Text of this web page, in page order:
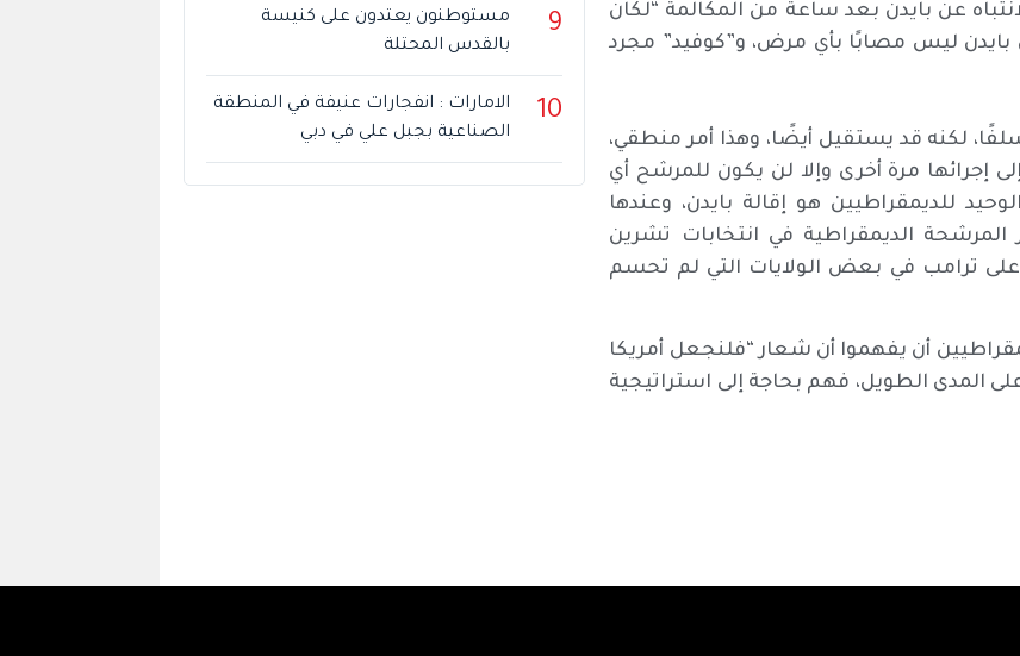
عن بايدن بعد ساعة من المكالمة “لكان
أن بايدن ليس مصابًا بأي مرض، و”كوفيد” مجرد
لكنه قد يستقيل أيضًا، وهذا أمر منطقي،
إجرائها مرة أخرى وإلا لن يكون للمرشح أي
للديمقراطيين هو إقالة بايدن، وعندها
الديمقراطية في انتخابات تشرين
ترامب في بعض الولايات التي لم تحسم
أن يفهموا أن شعار “فلنجعل أمريكا
المدى الطويل، فهم بحاجة إلى استراتيجية
9
مستوطنون يعتدون على كنيسة
بالقدس المحتلة
10
الامارات : انفجارات عنيفة في المنطقة
الصناعية بجبل علي في دبي